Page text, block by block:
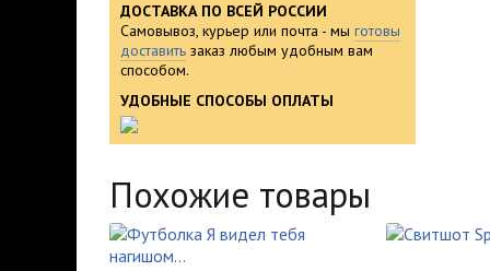
ДОСТАВКА ПО ВСЕЙ РОССИИ
Самовывоз, курьер или почта - мы готовы
доставить заказ любым удобным вам
способом.
УДОБНЫЕ СПОСОБЫ ОПЛАТЫ
Похожие товары